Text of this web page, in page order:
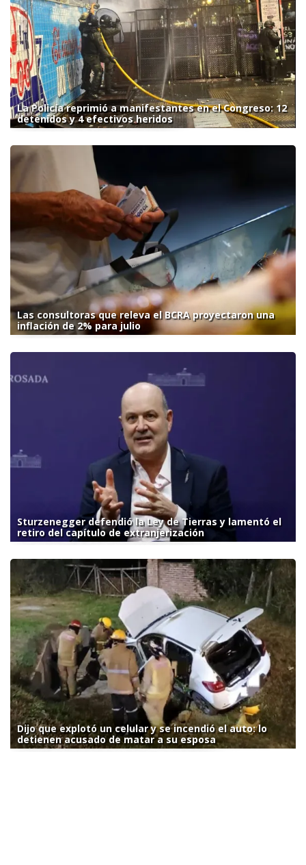
La Policía reprimió a manifestantes en el Congreso: 12
detenidos y 4 efectivos heridos
Las consultoras que releva el BCRA proyectaron una
inflación de 2% para julio
Sturzenegger defendió la Ley de Tierras y lamentó el
retiro del capítulo de extranjerización
Dijo que explotó un celular y se incendió el auto: lo
detienen acusado de matar a su esposa